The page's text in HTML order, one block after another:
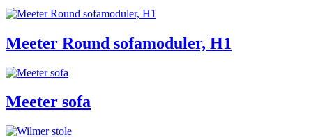
Meeter Round sofamoduler, H1
Meeter sofa